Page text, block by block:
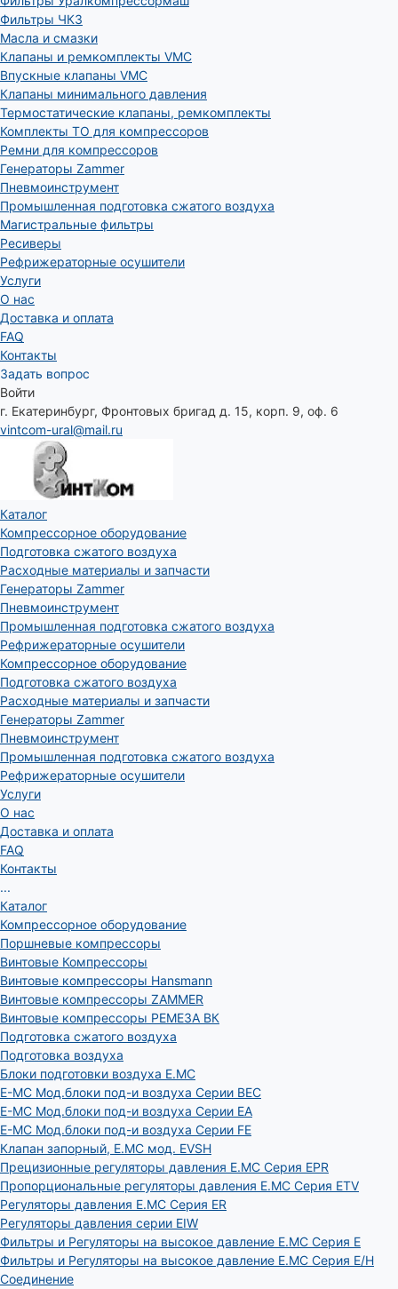
Фильтры ЧКЗ
Масла и смазки
Клапаны и ремкомплекты VMC
Впускные клапаны VMC
Клапаны минимального давления
Термостатические клапаны, ремкомплекты
Комплекты ТО для компрессоров
Ремни для компрессоров
Генераторы Zammer
Пневмоинструмент
Промышленная подготовка сжатого воздуха
Магистральные фильтры
Ресиверы
Рефрижераторные осушители
Услуги
О нас
Доставка и оплата
FAQ
Контакты
Задать вопрос
Войти
г. Екатеринбург, Фронтовых бригад д. 15, корп. 9, оф. 6
vintcom-ural@mail.ru
Каталог
Компрессорное оборудование
Подготовка сжатого воздуха
Расходные материалы и запчасти
Генераторы Zammer
Пневмоинструмент
Промышленная подготовка сжатого воздуха
Рефрижераторные осушители
Компрессорное оборудование
Подготовка сжатого воздуха
Расходные материалы и запчасти
Генераторы Zammer
Пневмоинструмент
Промышленная подготовка сжатого воздуха
Рефрижераторные осушители
Услуги
О нас
Доставка и оплата
FAQ
Контакты
...
Каталог
Компрессорное оборудование
Поршневые компрессоры
Винтовые Компрессоры
Винтовые компрессоры Hansmann
Винтовые компрессоры ZAMMER
Винтовые компрессоры РЕМЕЗА ВК
Подготовка сжатого воздуха
Подготовка воздуха
Блоки подготовки воздуха E.MC
E-MC Мод.блоки под-и воздуха Серии BEC
E-MC Мод.блоки под-и воздуха Серии EA
E-MC Мод.блоки под-и воздуха Серии FE
Клапан запорный, E.MC мод. EVSH
Прецизионные регуляторы давления E.MC Серия EPR
Пропорциональные регуляторы давления E.MC Серия ETV
Регуляторы давления E.MC Серия ER
Регуляторы давления серии EIW
Фильтры и Регуляторы на высокое давление E.MC Серия E
Фильтры и Регуляторы на высокое давление E.MC Серия E/H
Соединение